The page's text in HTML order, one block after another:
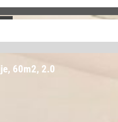
60m2, 2.0